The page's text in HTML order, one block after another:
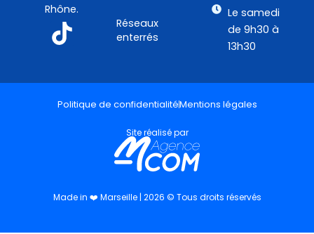
Rhône.
T
k
t
v
Réseaux
enterrés
Le samedi
de 9h30 à
13h30
Made in ❤️ Marseille | 2026 © Tous droits réservés
Site réalisé par
Politique de confidentialitéMentions légales